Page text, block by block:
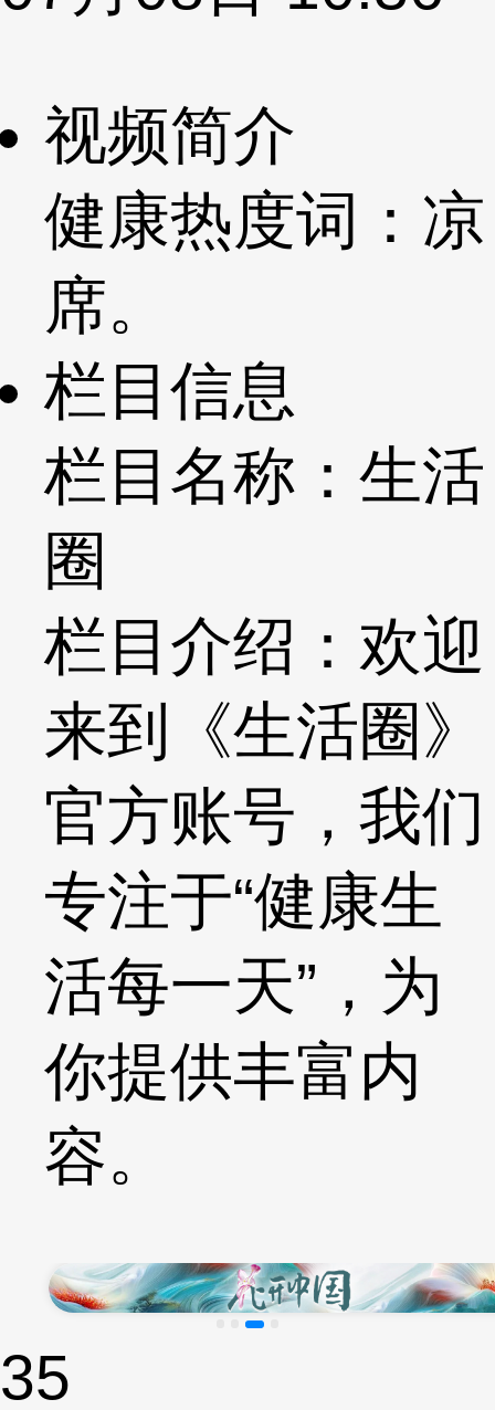
视频简介
健康热度词：凉
席。
栏目信息
栏目名称：生活
圈
栏目介绍：欢迎
来到《生活圈》
官方账号，我们
专注于“健康生
活每一天”，为
你提供丰富内
容。
35